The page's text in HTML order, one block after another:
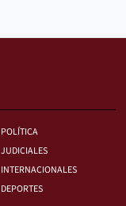
POLÍTICA
JUDICIALES
INTERNACIONALES
DEPORTES